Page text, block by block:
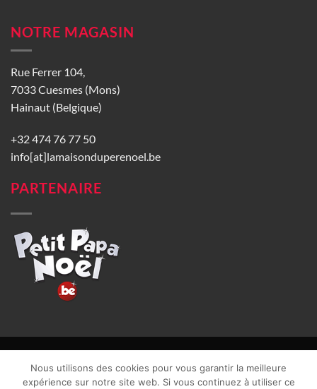
NOTRE MAGASIN
Rue Ferrer 104,
7033 Cuesmes (Mons)
Hainaut (Belgique)
+32 474 76 77 50
info[at]lamaisonduperenoel.be
PARTENAIRE
CGU| Vie privée| TVA : BE0840965749 | Site web réalisé par
Nous utilisons des cookies pour vous garantir la meilleure
expérience sur notre site web. Si vous continuez à utiliser ce